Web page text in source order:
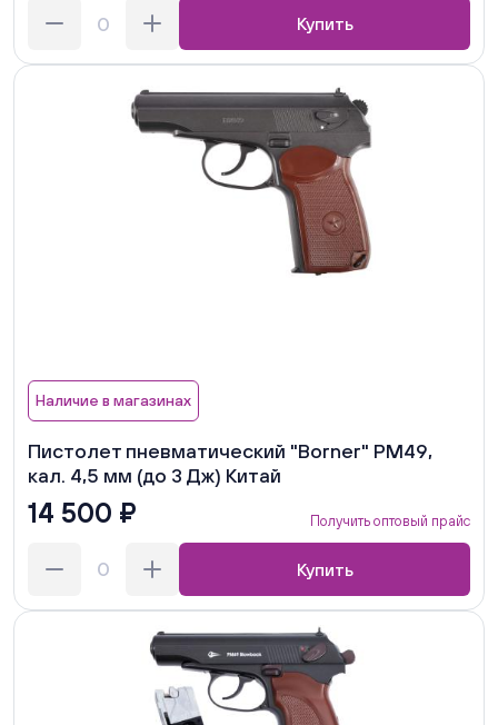
Купить
Наличие в магазинах
Пистолет пневматический "Borner" РМ49,
кал. 4,5 мм (до 3 Дж) Китай
14 500 ₽ Получить оптовый прайс
Купить